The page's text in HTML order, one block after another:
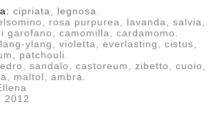
cipriata, legnosa.
rosa purpurea, lavanda, salvia,
garofano, camomilla, cardamomo.
ylang, violetta, everlasting, cistus,
patchouli.
sandalo, castoreum, zibetto, cuoio,
maltol, ambra.
2012